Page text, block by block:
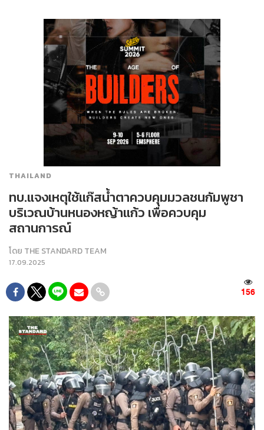
THAILAND
ทบ.แจงเหตุใช้แก๊สน้ำตาควบคุมมวลชนกัมพูชา
บริเวณบ้านหนองหญ้าแก้ว เพื่อควบคุม
สถานการณ์
โดย THE STANDARD TEAM
17.09.2025
156